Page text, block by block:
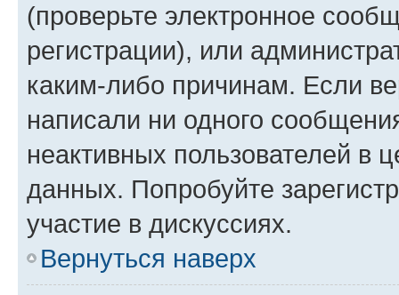
(проверьте электронное
регистрации), или
каким-либо причинам. Если
написали ни одного
неактивных пользователей в
данных. Попробуйте
участие в дискуссиях.
Вернуться наверх